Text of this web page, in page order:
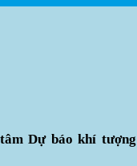
Dự báo khí tượng